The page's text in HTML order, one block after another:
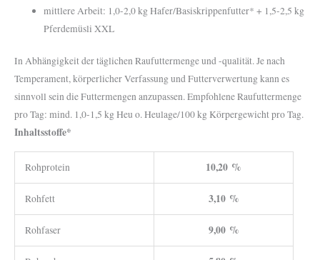
mittlere Arbeit: 1,0-2,0 kg Hafer/Basiskrippenfutter* + 1,5-2,5 kg
Pferdemüsli XXL
In Abhängigkeit der täglichen Raufuttermenge und -qualität. Je nach
Temperament, körperlicher Verfassung und Futterverwertung kann es
sinnvoll sein die Futtermengen anzupassen. Empfohlene Raufuttermenge
pro Tag: mind. 1,0-1,5 kg Heu o. Heulage/100 kg Körpergewicht pro Tag.
Inhaltsstoffe*
Rohprotein 10,20 %
Rohfett 3,10 %
Rohfaser 9,00 %